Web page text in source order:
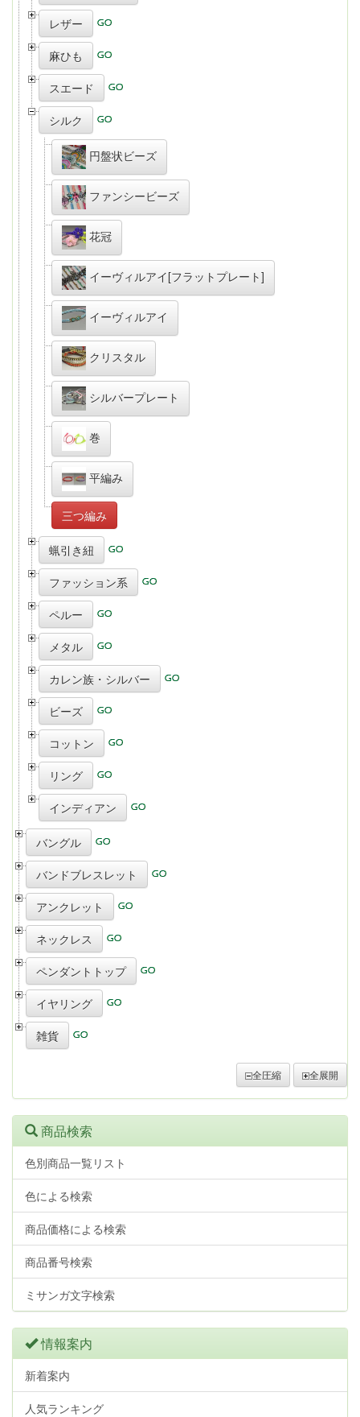
レザー
麻ひも
スエード
シルク
円盤状ビーズ
ファンシービーズ
花冠
イーヴィルアイ[フラットプレート]
イーヴィルアイ
クリスタル
シルバープレート
巻
平編み
三つ編み
蝋引き紐
ファッション系
ペルー
メタル
カレン族・シルバー
ビーズ
コットン
リング
インディアン
バングル
バンドブレスレット
アンクレット
ネックレス
ペンダントトップ
イヤリング
雑貨
全圧縮 全展開
商品検索
色別商品一覧リスト
色による検索
商品価格による検索
商品番号検索
ミサンガ文字検索
情報案内
新着案内
人気ランキング